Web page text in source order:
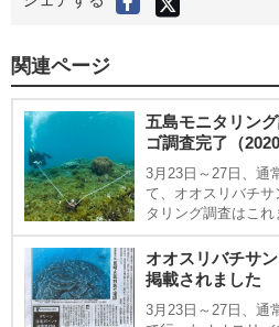
b
o
で
シ
ェ
ア
す
る
旧
e
で
シ
ェ
ア
る
関連ページ
五島モニタリン
ゴ調査完了（2020
3月23日～27日、通
て、オオスリバチ
タリング調査はこ
オオスリバチサ
掲載されました
3月23日～27日、通